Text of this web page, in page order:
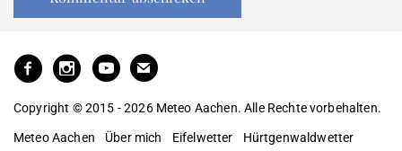
Copyright © 2015 - 2026 Meteo Aachen. Alle Rechte vorbehalten.
Meteo Aachen Über mich Eifelwetter
Hürtgenwaldwetter